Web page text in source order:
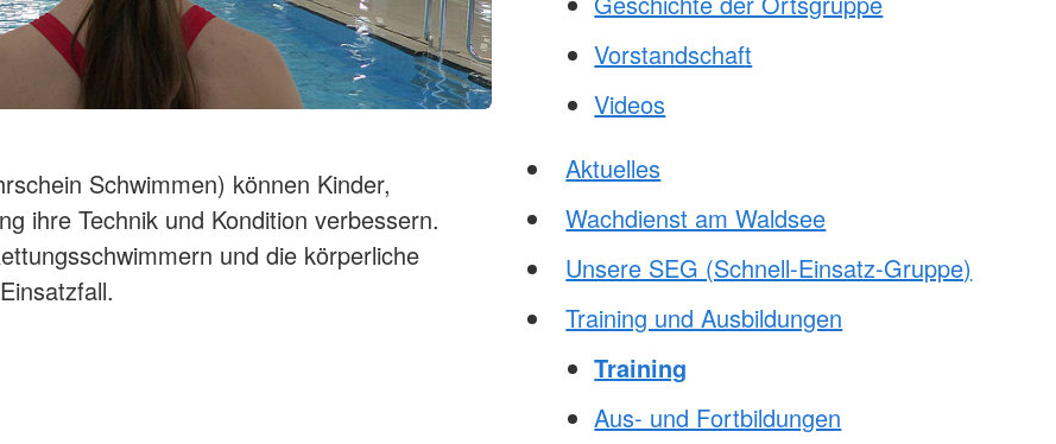
Franck-
Soziale Arbeit
Soziale Arbeit
Stellenmarkt
Wir bilden aus / Praktika
Stellenbörse
Bundesfreiwilligendienst
Unterstützungsmöglichkeiten
Schwimmen) können Kinder,
ihre Technik und Kondition verbessern.
und die körperliche
Vorstandschaft
Videos
Aktuelles
Wachdienst am Waldsee
Unsere SEG (Schnell-Einsatz-Gruppe)
Training und Ausbildungen
Training
Aus- und Fortbildungen